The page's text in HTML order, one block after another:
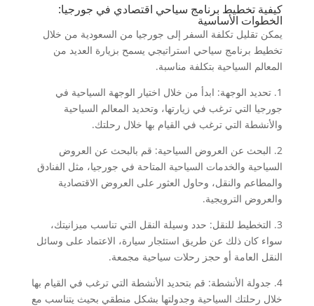
كيفية تخطيط برنامج سياحي اقتصادي في جورجيا:
الخطوات الأساسية
يمكن تقليل تكلفة السفر إلى جورجيا من السعودية من خلال
تخطيط برنامج سياحي استراتيجي يسمح بزيارة العديد من
المعالم السياحية بتكلفة مناسبة.
1. تحديد الوجهة: ابدأ من خلال اختيار الوجهة السياحية في
جورجيا التي ترغب في زيارتها، وتحديد المعالم السياحية
والأنشطة التي ترغب في القيام بها خلال رحلتك.
2. البحث عن العروض السياحية: قم بالبحث عن العروض
السياحية والخدمات السياحية المتاحة في جورجيا، مثل الفنادق
والمطاعم والنقل، وحاول العثور على العروض الاقتصادية
والعروض الترويجية.
3. التخطيط للنقل: حدد وسيلة النقل التي تناسب ميزانيتك،
سواء كان ذلك عن طريق استئجار سيارة، الاعتماد على وسائل
النقل العامة أو حجز رحلات سياحية مجمعة.
4. جدولة الأنشطة: قم بتحديد الأنشطة التي ترغب في القيام بها
خلال رحلتك السياحية وجدولتها بشكل منطقي بحيث يتناسب مع